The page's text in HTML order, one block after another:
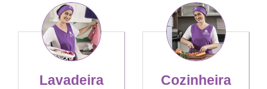
Lavadeira Cozinheira